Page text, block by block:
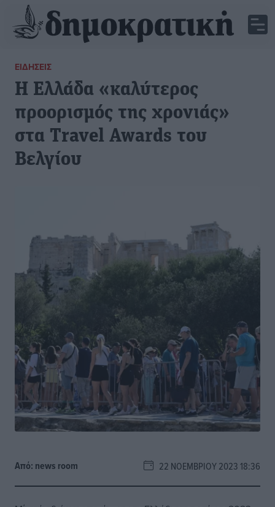
ΕΙΔΉΣΕΙΣ
Η Ελλάδα «καλύτερος
προορισμός της χρονιάς»
στα Travel Awards του
Βελγίου
Από: news room 22 ΝΟΕΜΒΡΊΟΥ 2023 18:36